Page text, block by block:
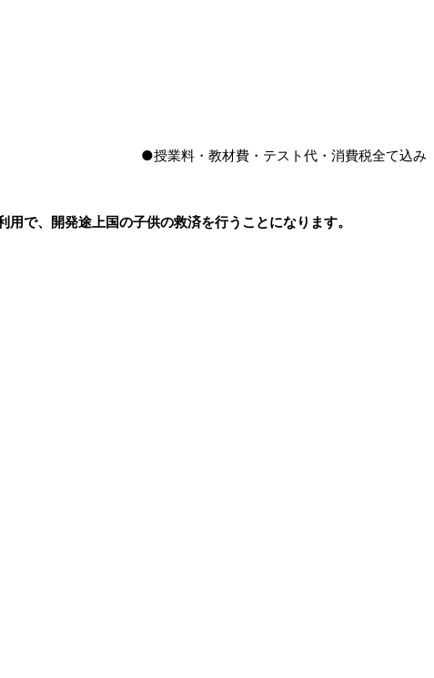
●授業料・教材費・テスト代・消費税全て込み
で、開発途上国の子供の救済を行うことになります。